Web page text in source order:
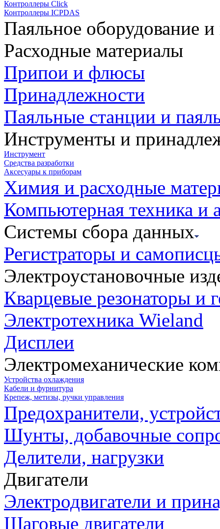
Контроллеры Click
Контроллеры ICPDAS
Паяльное оборудование
Расходные материалы
Припои и флюсы
Принадлежности
Паяльные станции и
Инструменты и
Инструмент
Средства разработки
Аксесуары к приборам
Химия и расходные
Компьютерная техника и
Системы сбора данных
Регистраторы и
Электроустановочные
Кварцевые резонаторы и
Электротехника Wieland
Дисплеи
Электромеханические
Устройства охлаждения
Кабели и фурнитура
Крепеж, метизы, ручки управления
Предохранители,
Шунты, добавочные
Делители, нагрузки
Двигатели
Электродвигатели и
Шаговые двигатели